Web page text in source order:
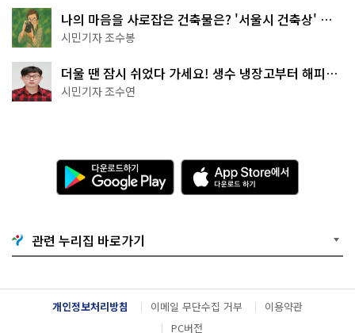
나의 마음을 사로잡은 건축물은? '서울시 건축상' 수
상작 공개!
시민기자 조수봉
더울 땐 잠시 쉬었다 가세요! 생수 냉장고부터 해피소
·무더위쉼터까지
시민기자 조수연
다
운
로
기
G
o
g
l
e
A
p
p
e
서
다
운
관련 누리집 바로가기
개인정보처리방침 이메일 무단수집 거부
이용약관
PC버전